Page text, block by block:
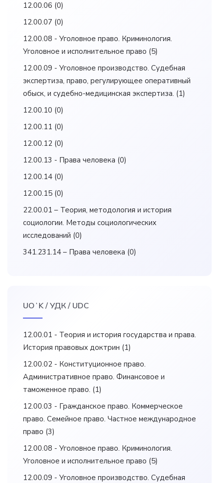
12.00.06 (0)
12.00.07 (0)
12.00.08 - Уголовное право. Криминология.
Уголовное и исполнительное право (5)
12.00.09 - Уголовное производство. Судебная
экспертиза, право, регулирующее оперативный
обыск, и судебно-медицинская экспертиза. (1)
12.00.10 (0)
12.00.11 (0)
12.00.12 (0)
12.00.13 - Права человека (0)
12.00.14 (0)
12.00.15 (0)
22.00.01 – Теория, методология и история
социологии. Методы социологических
исследований (0)
341.231.14 – Права человека (0)
UOʻK / УДК / UDC
12.00.01 - Теория и история государства и права.
История правовых доктрин (1)
12.00.02 - Конституционное право.
Административное право. Финансовое и
таможенное право. (1)
12.00.03 - Гражданское право. Коммерческое
право. Семейное право. Частное международное
право (3)
12.00.08 - Уголовное право. Криминология.
Уголовное и исполнительное право (5)
12.00.09 - Уголовное производство. Судебная